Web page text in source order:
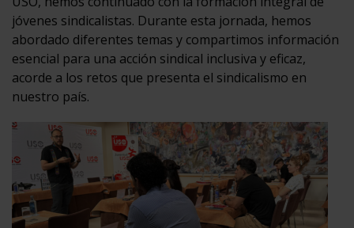
jóvenes sindicalistas. Durante esta jornada, hemos
abordado diferentes temas y compartimos información
esencial para una acción sindical inclusiva y eficaz,
acorde a los retos que presenta el sindicalismo en
nuestro país.